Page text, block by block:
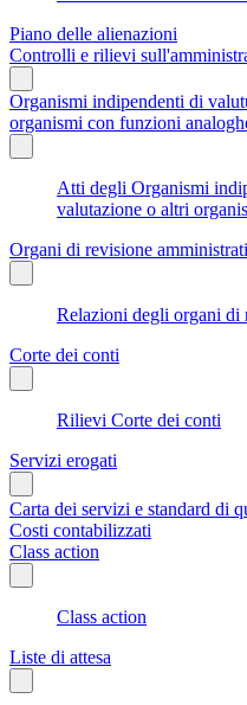
Piano delle alienazioni
Controlli e rilievi
Organismi indipendenti di
organismi con funzioni
Atti degli Organismi
valutazione o altri
Organi di revisione
Relazioni degli organi di
Corte dei conti
Rilievi Corte dei conti
Servizi erogati
Carta dei servizi e standard di
Costi contabilizzati
Class action
Class action
Liste di attesa